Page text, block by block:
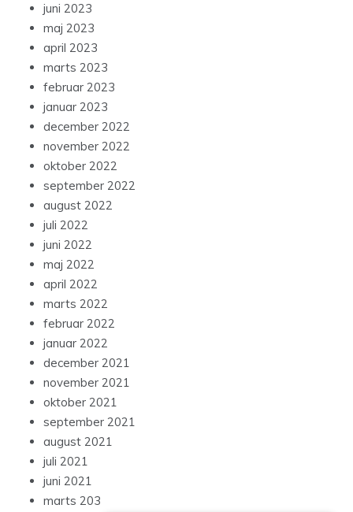
juni 2023
maj 2023
april 2023
marts 2023
februar 2023
januar 2023
december 2022
november 2022
oktober 2022
september 2022
august 2022
juli 2022
juni 2022
maj 2022
april 2022
marts 2022
februar 2022
januar 2022
december 2021
november 2021
oktober 2021
september 2021
august 2021
juli 2021
juni 2021
marts 203